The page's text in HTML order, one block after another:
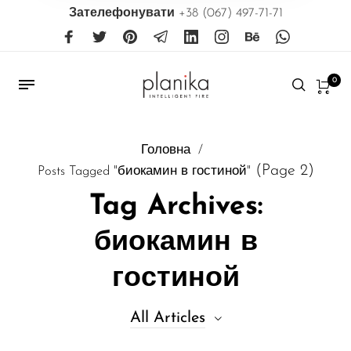
Зателефонувати +38 (067) 497-71-71
0
Головна
/
Posts Tagged "биокамин в гостиной" (Page 2)
Tag Archives:
биокамин в
гостиной
All Articles